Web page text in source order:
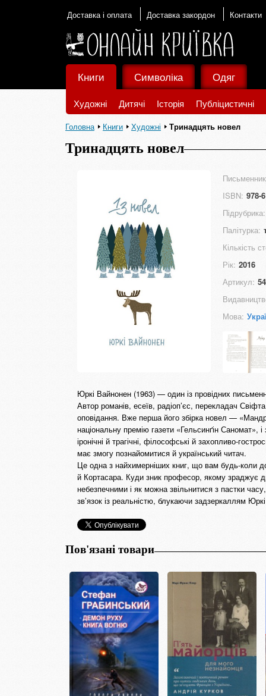
Доставка і оплата Доставка закордон Контакти
Книги
Художні Дитячі Історія Публіцистичні
Символіка Одяг
Головна Книги Художні Тринадцять новел
Тринадцять новел
ISBN: 978-
Підрубрика:
Палітурка:
Кількість
Рік: 2016
Артикул:
Мова:
Юркі Вайнонен (1963) — один із провідних
Автор романів, есеїв, радіоп’єс, перекладач
оповідання. Вже перша його збірка новел —
національну премію газети «Гельсинґін Саномат»,
іронічні й трагічні, філософські й захопливо-
має змогу познайомитися й український читач.
Це одна з найхимерніших книг, що вам будь-коли
й Кортасара. Куди зник професор, якому зраджує
небезпечними і як можна звільнитися з пастки
зв’язок із реальністю, блукаючи задзеркаллям
Пов'язані товари